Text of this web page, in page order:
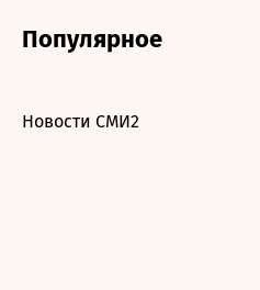
Популярное
Новости СМИ2